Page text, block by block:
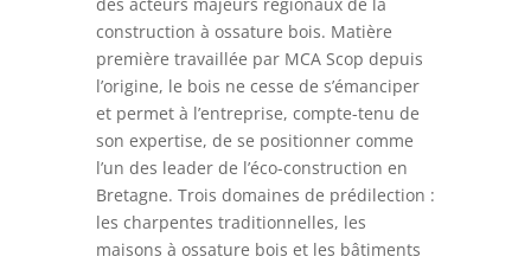
construction à ossature bois. Matière
première travaillée par MCA Scop depuis
l’origine, le bois ne cesse de s’émanciper
et permet à l’entreprise, compte-tenu de
son expertise, de se positionner comme
l’un des leader de l’éco-construction en
Bretagne. Trois domaines de prédilection :
les charpentes traditionnelles, les
maisons à ossature bois et les bâtiments